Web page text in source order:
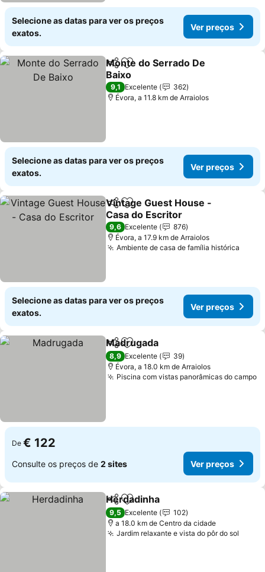
Selecione as datas para ver os preços
exatos.
Ver preços
PartilharAdicionar aos favoritos
Monte do Serrado De
Baixo
Ver preços
9,1 Excelente
362
Évora, a 11.8 km de Arraiolos
Selecione as datas para ver os preços
exatos.
Ver preços
PartilharAdicionar aos favoritos
Vintage Guest House -
Casa do Escritor
Ver preços
9,6 Excelente
876
Évora, a 17.9 km de Arraiolos
Ambiente de casa de família histórica
Selecione as datas para ver os preços
exatos.
Ver preços
PartilharAdicionar aos favoritos
Madrugada
8,9 Excelente
39
Évora, a 18.0 km de Arraiolos
Piscina com vistas panorâmicas do campo
De € 122
Consulte os preços de 2 sites Ver preços
PartilharAdicionar aos favoritos
Herdadinha
9,5 Excelente
102
a 18.0 km de Centro da cidade
Jardim relaxante e vista do pôr do sol